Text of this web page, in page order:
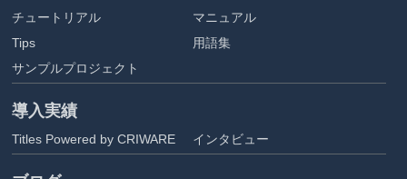
チュートリアル
マニュアル
Tips
用語集
サンプルプロジェクト
導入実績
Titles Powered by CRIWARE インタビュー